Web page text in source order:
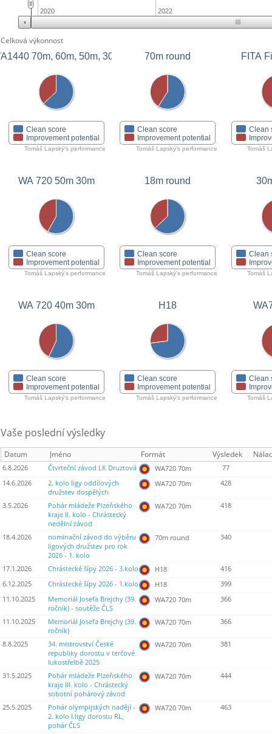
2020 2022
Celková výkonnost
70m, 60m, 50m, 30m
Clean score
Improvement potential
Tomáš Lapský's performance
70m round
Clean score
Improvement potential
Tomáš Lapský's performance
FITA
Clean
Tomáš
WA 720 50m 30m
Clean score
Improvement potential
Tomáš Lapský's performance
18m round
Clean score
Improvement potential
Tomáš Lapský's performance
Clean
Tomáš
WA 720 40m 30m
Clean score
Improvement potential
Tomáš Lapský's performance
H18
Clean score
Improvement potential
Tomáš Lapský's performance
Clean
Tomáš
Vaše poslední výsledky
Datum Jméno Formát Výsledek
6.8.2026 Čtvrteční závod LK Druztová WA720 70m
77
14.6.2026
2. kolo ligy oddílových
družstev dospělých
WA720 70m 428
3.5.2026
Pohár mládeže Plzeňského
kraje II. kolo - Chrástecký
nedělní závod
WA720 70m 418
18.4.2026
nominační závod do výběru
ligových družstev pro rok
2026 - 1. kolo
70m round 340
17.1.2026 Chrástecké šípy 2026 - 3.kolo H18
416
6.12.2025
Chrástecké šípy 2026 - 1.kolo H18
399
11.10.2025
Memoriál Josefa Brejchy (39.
ročník) - soutěže ČLS
WA720 70m 366
11.10.2025
Memoriál Josefa Brejchy (39.
ročník)
WA720 70m 366
8.8.2025
34. mistrovství České
republiky dorostu v terčové
lukostřelbě 2025
WA720 70m 381
31.5.2025
Pohár mládeže Plzeňského
kraje III. kolo - Chrástecký
sobotní pohárový závod
WA720 70m 444
25.5.2025
Pohár olympijských nadějí -
2. kolo I.ligy dorostu RL,
pohár ČLS
WA720 70m 463